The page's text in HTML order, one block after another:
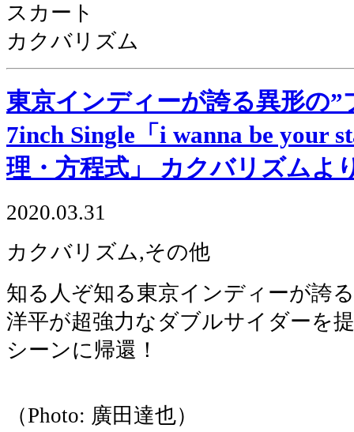
スカート
カクバリズム
東京インディーが誇る異形の”
7inch Single「i wanna be your
理・方程式」 カクバリズムよ
2020.03.31
カクバリズム,その他
知る人ぞ知る東京インディーが誇
洋平が超強力なダブルサイダーを
シーンに帰還！
（Photo: 廣田達也）